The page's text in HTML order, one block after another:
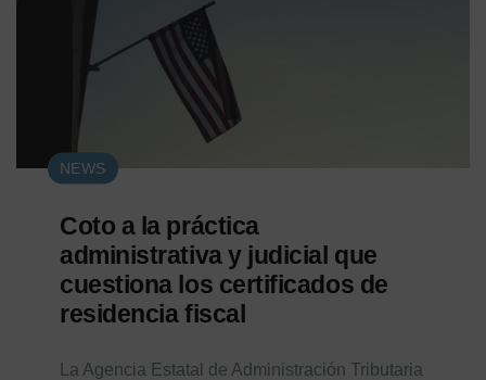
NEWS
Coto a la práctica
administrativa y judicial que
cuestiona los certificados de
residencia fiscal
La Agencia Estatal de Administración Tributaria